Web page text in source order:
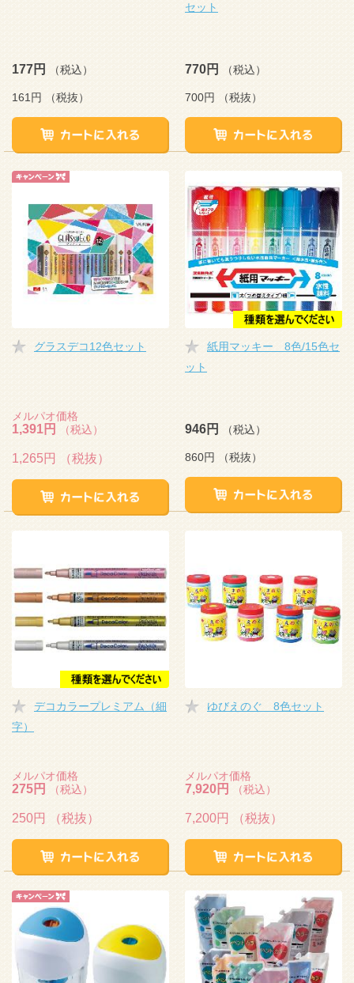
177円 （税込）
161円 （税抜）
セット
770円 （税込）
700円 （税抜）
グラスデコ12色セット
メルパオ価格
1,391円 （税込）
1,265円 （税抜）
紙用マッキー 8色/15色セ
ット
946円 （税込）
860円 （税抜）
デコカラープレミアム（細
字）
メルパオ価格
275円 （税込）
250円 （税抜）
ゆびえのぐ 8色セット
メルパオ価格
7,920円 （税込）
7,200円 （税抜）